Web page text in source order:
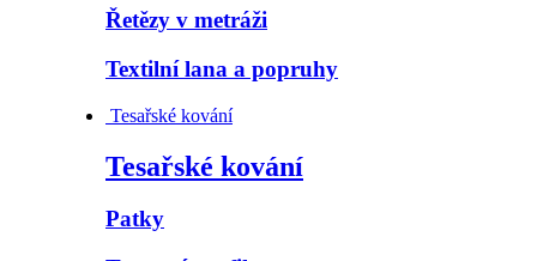
Řetězy v metráži
Textilní lana a popruhy
Tesařské kování
Tesařské kování
Patky